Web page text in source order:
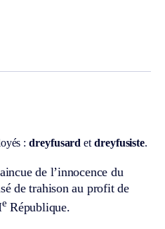
:dreyfusard etdreyfusiste.
de l’innocence du
de trahison au profit de
e République.